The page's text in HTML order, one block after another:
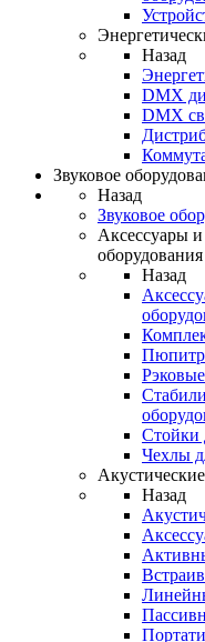
Назад
DMX
DMX
Звуковое
Назад
Звуковое
Аксессуары
оборудования
Назад
Стойки
Чехлы
Назад